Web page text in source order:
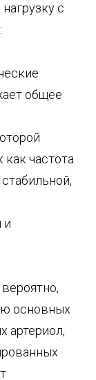
с
общее
как частота
и
основных
артериол,